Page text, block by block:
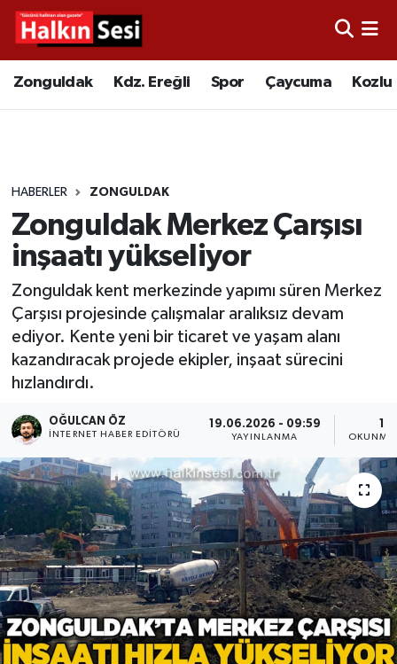
Zonguldak Kdz. Ereğli Spor Çaycuma Kozlu
HABERLER ZONGULDAK
Zonguldak Merkez Çarşısı
inşaatı yükseliyor
Zonguldak kent merkezinde yapımı süren Merkez
Çarşısı projesinde çalışmalar aralıksız devam
ediyor. Kente yeni bir ticaret ve yaşam alanı
kazandıracak projede ekipler, inşaat sürecini
hızlandırdı.
OĞULCAN ÖZ
İNTERNET HABER EDITÖRÜ
19.06.2026 - 09:59
YAYINLANMA
1
OKUNMA
Video
Çaycuma
Alaplı
Asayiş
Bartın
Karabük
Devrek
Bolu
ÇEVRE
BİLİM VE TEKNOLOJİ
DUNYA
Düzce
Merkez Hava Durumu
Tüm Manşetler
Son Dakika Haberleri
Haber Arşivi